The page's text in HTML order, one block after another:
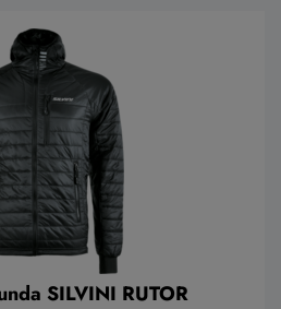
SILVINI RUTOR